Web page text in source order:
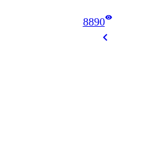
8890